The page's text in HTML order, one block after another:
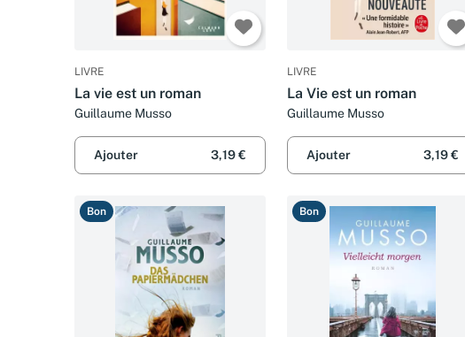
LIVRE
La vie est un roman
Guillaume Musso
Ajouter 3,19 €
LIVRE
La Vie est un roman
Guillaume Musso
Ajouter 3,19 €
Bon Bon